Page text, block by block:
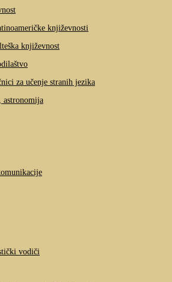
književnosti
književnost
za učenje stranih jezika
astronomija
vodiči